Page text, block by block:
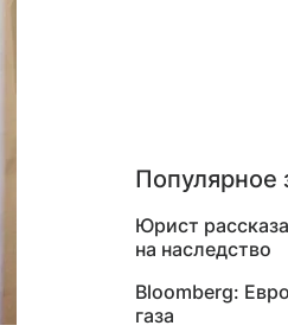
Популярное
Юрист
на наследство
Bloomberg:
газа